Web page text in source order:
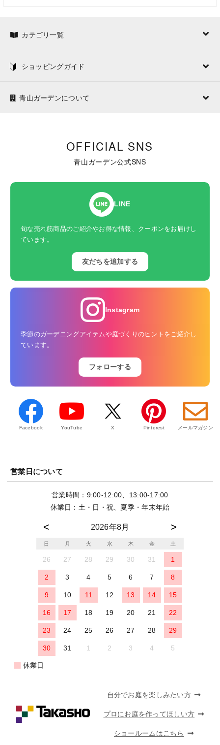
カテゴリ一覧
ショッピングガイド
青山ガーデンについて
OFFICIAL SNS
青山ガーデン公式SNS
LINE
旬な売れ筋商品のご紹介やお得な情報、クーポンをお届けし
ています。
友だちを追加する
Instagram
季節のガーデニングアイテムや庭づくりのヒントをご紹介し
ています。
フォローする
Facebook YouTube X Pinterest メールマガジン
営業日について
営業時間：9:00-12:00、13:00-17:00
休業日：土・日・祝、夏季・年末年始
2026年8月
日 月 火 水 木 金 土
26 27 28 29 30 31 1
2 3 4 5 6 7 8
9 10 11 12 13 14 15
16 17 18 19 20 21 22
23 24 25 26 27 28 29
30 31 1 2 3 4 5
休業日
自分でお庭を楽しみたい方
プロにお庭を作ってほしい方
ショールームはこちら